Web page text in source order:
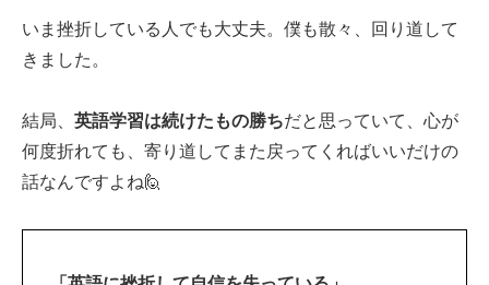
いま挫折している人でも大丈夫。僕も散々、回り道して
きました。
結局、 英語学習は続けたもの勝ちだと思っていて、心が
何度折れても、寄り道してまた戻ってくればいいだけの
話なんですよね🙋‍